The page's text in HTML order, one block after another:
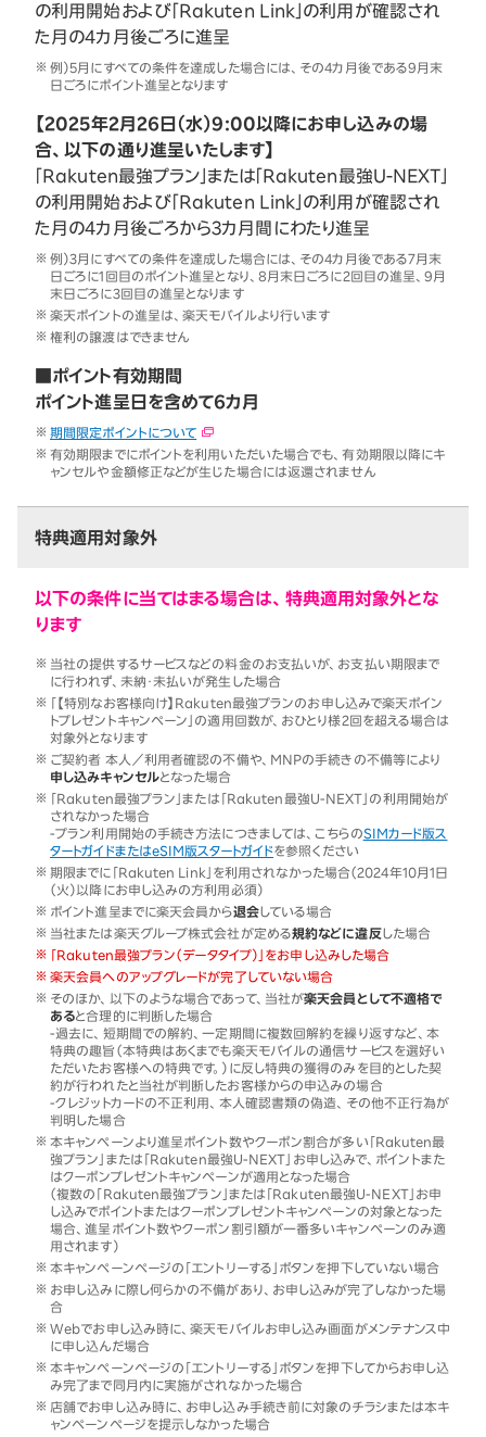
の利用開始および「Rakuten Link」の利用が確認され
た月の4カ月後ごろに進呈
例）5月にすべての条件を達成した場合には、その4カ月後である9月末
日ごろにポイント進呈となります
【2025年2月26日（水）9:00以降にお申し込みの場
合、以下の通り進呈いたします】
「Rakuten最強プラン」または「Rakuten最強U-NEXT」
の利用開始および「Rakuten Link」の利用が確認され
た月の4カ月後ごろから3カ月間にわたり進呈
例）3月にすべての条件を達成した場合には、その4カ月後である7月末
日ごろに1回目のポイント進呈となり、8月末日ごろに2回目の進呈、9月
末日ごろに3回目の進呈となります
楽天ポイントの進呈は、楽天モバイルより行います
権利の譲渡はできません
■ポイント有効期間
ポイント進呈日を含めて6カ月
期間限定ポイントについて
有効期限までにポイントを利用いただいた場合でも、有効期限以降にキ
ャンセルや金額修正などが生じた場合には返還されません
特典適用対象外
以下の条件に当てはまる場合は、特典適用対象外とな
ります
当社の提供するサービスなどの料金のお支払いが、お支払い期限まで
に行われず、未納・未払いが発生した場合
「【特別なお客様向け】Rakuten最強プランのお申し込みで楽天ポイン
トプレゼントキャンペーン」の適用回数が、おひとり様2回を超える場合は
対象外となります
ご契約者 本人／利用者確認の不備や、MNPの手続きの不備等により
申し込みキャンセルとなった場合
「Rakuten最強プラン」または「Rakuten最強U-NEXT」の利用開始が
されなかった場合
-プラン利用開始の手続き方法につきましては、こちらのSIMカード版ス
タートガイドまたはeSIM版スタートガイドを参照ください
期限までに「Rakuten Link」を利用されなかった場合（2024年10月1日
（火）以降にお申し込みの方利用必須）
ポイント進呈までに楽天会員から退会している場合
当社または楽天グループ株式会社が定める規約などに違反した場合
「Rakuten最強プラン（データタイプ）」をお申し込みした場合
楽天会員へのアップグレードが完了していない場合
そのほか、以下のような場合であって、当社が楽天会員として不適格で
あると合理的に判断した場合
-過去に、短期間での解約、一定期間に複数回解約を繰り返すなど、本
特典の趣旨（本特典はあくまでも楽天モバイルの通信サービスを選好い
ただいたお客様への特典です。）に反し特典の獲得のみを目的とした契
約が行われたと当社が判断したお客様からの申込みの場合
-クレジットカードの不正利用、本人確認書類の偽造、その他不正行為が
判明した場合
本キャンペーンより進呈ポイント数やクーポン割合が多い「Rakuten最
強プラン」または「Rakuten最強U-NEXT」お申し込みで、ポイントまた
はクーポンプレゼントキャンペーンが適用となった場合
（複数の「Rakuten最強プラン」または「Rakuten最強U-NEXT」お申
し込みでポイントまたはクーポンプレゼントキャンペーンの対象となった
場合、進呈ポイント数やクーポン割引額が一番多いキャンペーンのみ適
用されます）
本キャンペーンページの「エントリーする」ボタンを押下していない場合
お申し込みに際し何らかの不備があり、お申し込みが完了しなかった場
合
Webでお申し込み時に、楽天モバイルお申し込み画面がメンテナンス中
に申し込んだ場合
本キャンペーンページの「エントリーする」ボタンを押下してからお申し込
み完了まで同月内に実施がされなかった場合
店舗でお申し込み時に、お申し込み手続き前に対象のチラシまたは本キ
ャンペーンページを提示しなかった場合